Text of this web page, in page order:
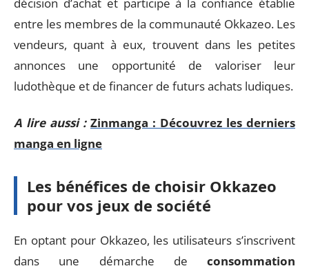
entre les membres de la communauté Okkazeo. Les
vendeurs, quant à eux, trouvent dans les petites
annonces une opportunité de valoriser leur
ludothèque et de financer de futurs achats ludiques.
A lire aussi : Zinmanga : Découvrez les derniers
manga en ligne
Les bénéfices de choisir Okkazeo
pour vos jeux de société
En optant pour Okkazeo, les utilisateurs s’inscrivent
dans une démarche de consommation